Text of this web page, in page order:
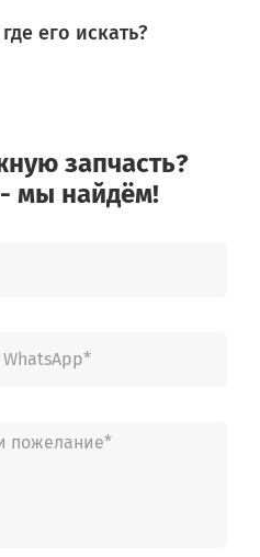
его искать?
запчасть?
мы найдём!